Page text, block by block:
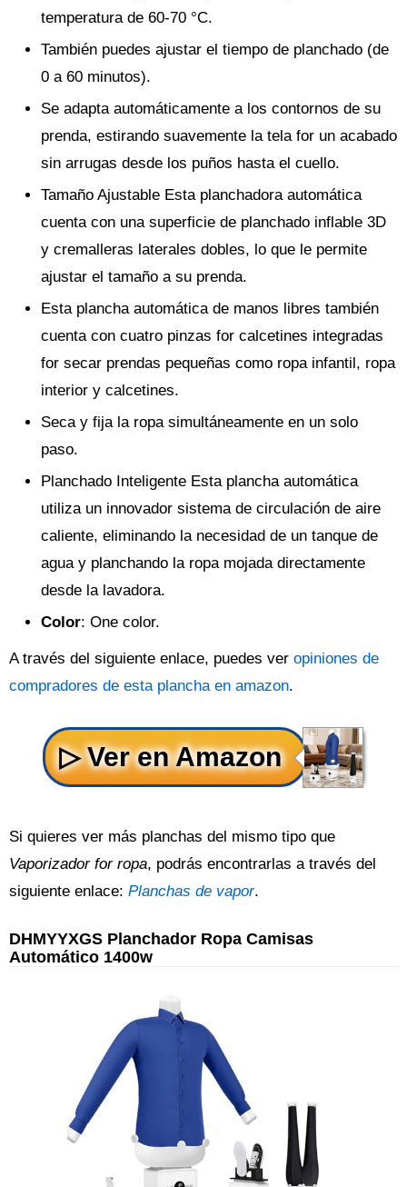
temperatura de 60-70 °C.
También puedes ajustar el tiempo de planchado (de
0 a 60 minutos).
Se adapta automáticamente a los contornos de su
prenda, estirando suavemente la tela for un acabado
sin arrugas desde los puños hasta el cuello.
Tamaño Ajustable Esta planchadora automática
cuenta con una superficie de planchado inflable 3D
y cremalleras laterales dobles, lo que le permite
ajustar el tamaño a su prenda.
Esta plancha automática de manos libres también
cuenta con cuatro pinzas for calcetines integradas
for secar prendas pequeñas como ropa infantil, ropa
interior y calcetines.
Seca y fija la ropa simultáneamente en un solo
paso.
Planchado Inteligente Esta plancha automática
utiliza un innovador sistema de circulación de aire
caliente, eliminando la necesidad de un tanque de
agua y planchando la ropa mojada directamente
desde la lavadora.
Color: One color.
A través del siguiente enlace, puedes ver opiniones de
compradores de esta plancha en amazon.
Si quieres ver más planchas del mismo tipo que
Vaporizador for ropa, podrás encontrarlas a través del
siguiente enlace: Planchas de vapor.
DHMYYXGS Planchador Ropa Camisas
Automático 1400w